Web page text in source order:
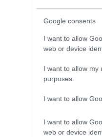
Google consents
I want to allow
web or device
I want to allow my
purposes.
I want to allow
I want to allow
web or device